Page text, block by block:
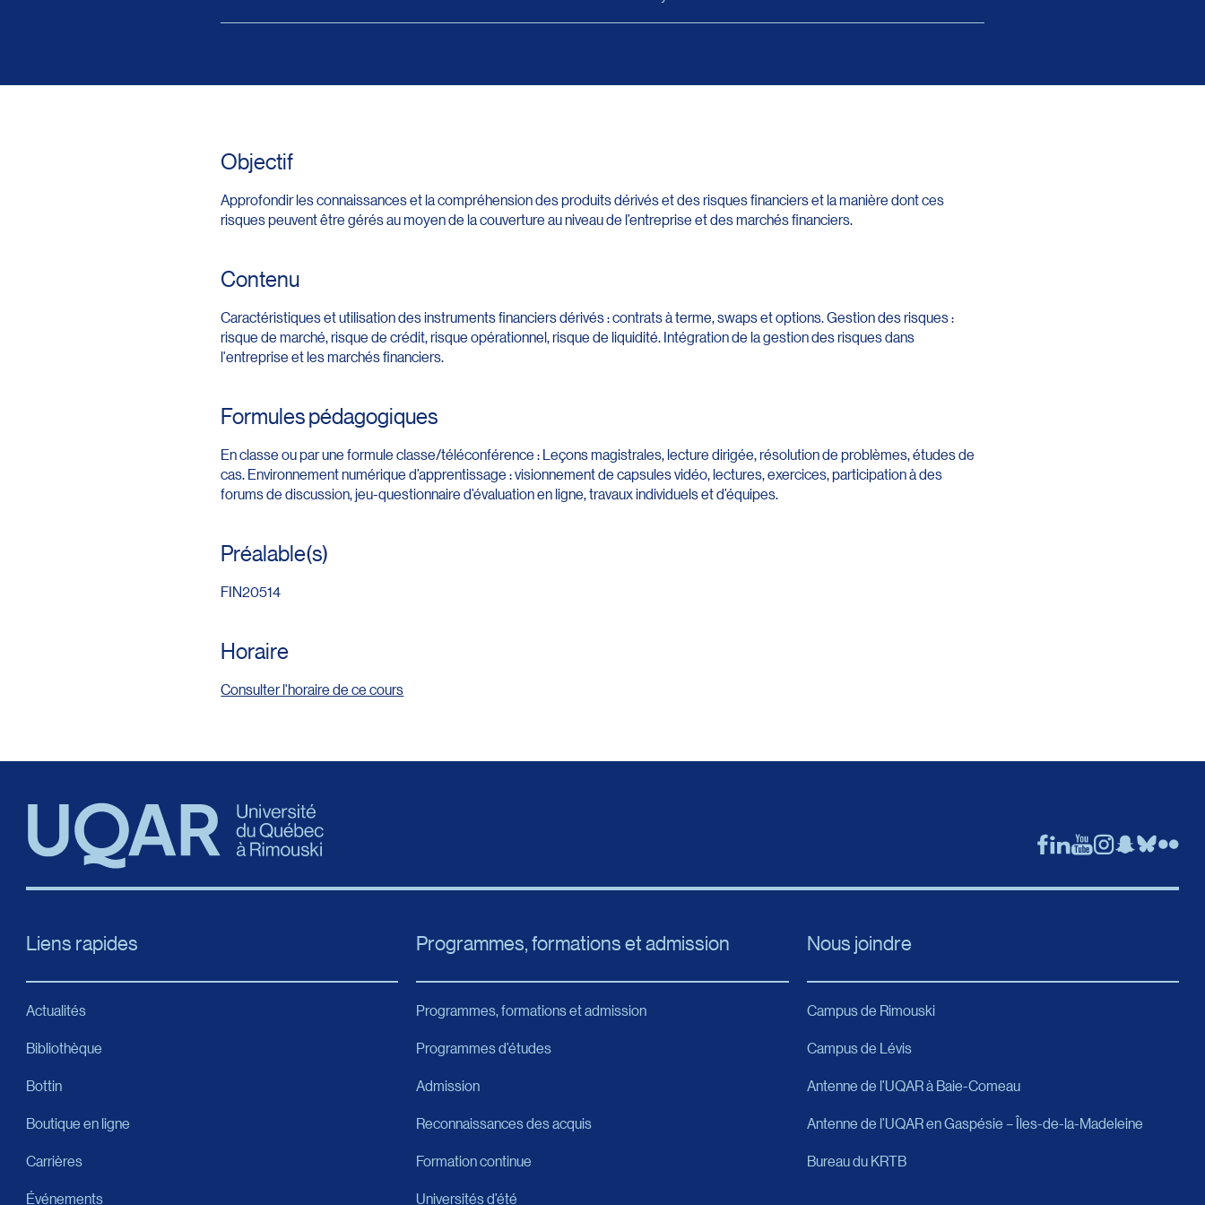
Objectif
Approfondir les connaissances et la compréhension des produits dérivés et des risques financiers et la manière dont ces
risques peuvent être gérés au moyen de la couverture au niveau de l’entreprise et des marchés financiers.
Contenu
Caractéristiques et utilisation des instruments financiers dérivés : contrats à terme, swaps et options. Gestion des risques :
risque de marché, risque de crédit, risque opérationnel, risque de liquidité. Intégration de la gestion des risques dans
l'entreprise et les marchés financiers.
Formules pédagogiques
En classe ou par une formule classe/téléconférence : Leçons magistrales, lecture dirigée, résolution de problèmes, études de
cas. Environnement numérique d’apprentissage : visionnement de capsules vidéo, lectures, exercices, participation à des
forums de discussion, jeu-questionnaire d’évaluation en ligne, travaux individuels et d’équipes.
Préalable(s)
FIN20514
Horaire
Consulter l'horaire de ce cours
Liens rapides
Actualités
Bibliothèque
Bottin
Boutique en ligne
Carrières
Événements
Programmes, formations et admission
Programmes, formations et admission
Programmes d’études
Admission
Reconnaissances des acquis
Formation continue
Universités d’été
Nous joindre
Campus de Rimouski
Campus de Lévis
Antenne de l’UQAR à Baie-Comeau
Antenne de l’UQAR en Gaspésie – Îles-de-la-Madeleine
Bureau du KRTB